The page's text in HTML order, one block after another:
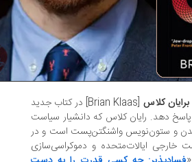
کلاس
[Brian Klaas] در کتاب جدید
رایان کلاس که دانشیار سیاست
ستون‌نویس واشنگتن‌پست است و در
ایالات‌متحده و دموکراسی‌سازی